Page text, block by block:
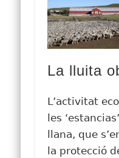
La lluita
L’activitat
les
llana, que
la protecció